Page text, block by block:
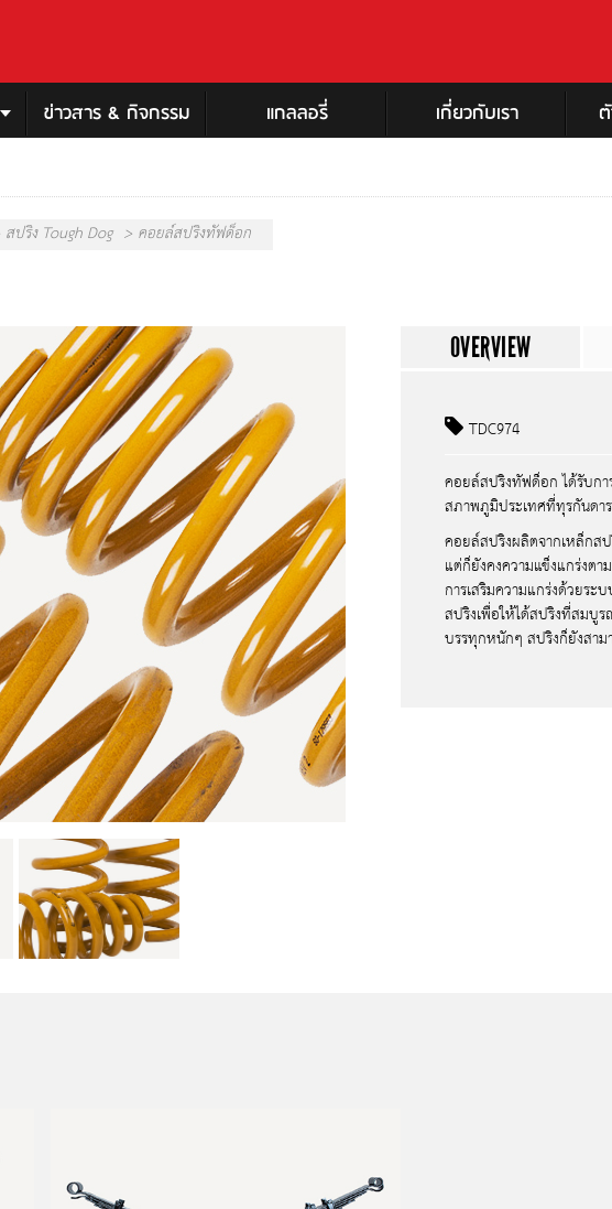
อุปกรณ์กู้ภัยและลากจูงรถ
วินช์ หรือ รอกดึงรถยนต์
ชุดอุปกรณ์กู้รถยนต์
ชุดแม่แรงยกและอุปกรณ์เสริม
ชุดอุปกรณ์จำเป็นอื่นๆ
อุปกรณ์ซ่อมยางรถยนต์
ปั๊มลม
ชุดช่วงล่าง
ชุดช่วงล่าง Tough Dog
สปริง Tough Dog
กันสะบัด Tough Dog
อุปกรณ์เสริม Tough Dog
ไฟ
กล้อ
เซ็น
ข่าวสาร & กิจกรรม แกลลอรี่ เกี่ยวกับเรา
ร้านออพโพสิตล็อกคือตัวเลือก
สปริง Tough Dog คอยล์สปริงทัฟด็อก
OVERVIEW
TDC974
คอยล์สปริงทัฟด็อก ได้รับกา
สภาพภูมิประเทศที่ทุรกันดา
คอยล์สปริงผลิตจากเหล็กส
แต่ก็ยังคงความแข็งแกร่งต
การเสริมความแกร่งด้วยร
สปริงเพื่อให้ได้สปริงที่สม
บรรทุกหนักๆ สปริงก็ยังสา